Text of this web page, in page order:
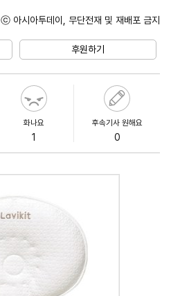
ⓒ 아시아투데이, 무단전재 및 재배포 금지
후원하기
화나요
1
후속기사 원해요
0